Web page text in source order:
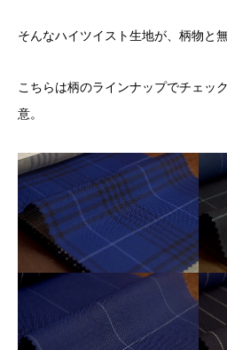
そんなハイツイスト生地が、柄物と
こちらは柄のラインナップでチェッ
意。